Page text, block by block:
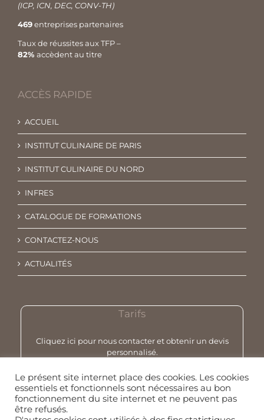
(ICP, ICN, DEC, CONV-TH)
469entreprises partenaires
Taux de réussites aux TFP –
82% accèdent au titre
ACCÈS RAPIDE
ACCUEIL
INSTITUT CULINAIRE DE PARIS
INSTITUT CULINAIRE DU NORD
INFRES
CATALOGUE DE FORMATIONS
CONTACTEZ-NOUS
ACTUALITÉS
Tarifs
Cliquez ici pour nous contacter et obtenir un devis
personnalisé.
Le présent site internet place des cookies. Les cookies
essentiels et fonctionnels sont nécessaires au bon
fonctionnement du site internet et ne peuvent pas
être refusés.